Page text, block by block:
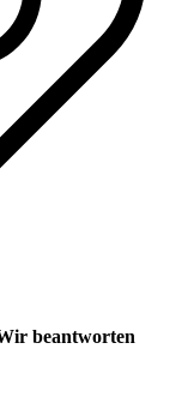
beantworten